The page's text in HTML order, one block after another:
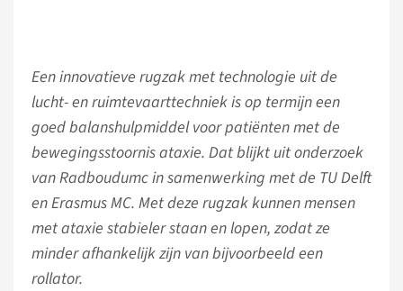
Een innovatieve rugzak met technologie uit de
lucht- en ruimtevaarttechniek is op termijn een
goed balanshulpmiddel voor patiënten met de
bewegingsstoornis ataxie. Dat blijkt uit onderzoek
van Radboudumc in samenwerking met de TU Delft
en Erasmus MC. Met deze rugzak kunnen mensen
met ataxie stabieler staan en lopen, zodat ze
minder afhankelijk zijn van bijvoorbeeld een
rollator.